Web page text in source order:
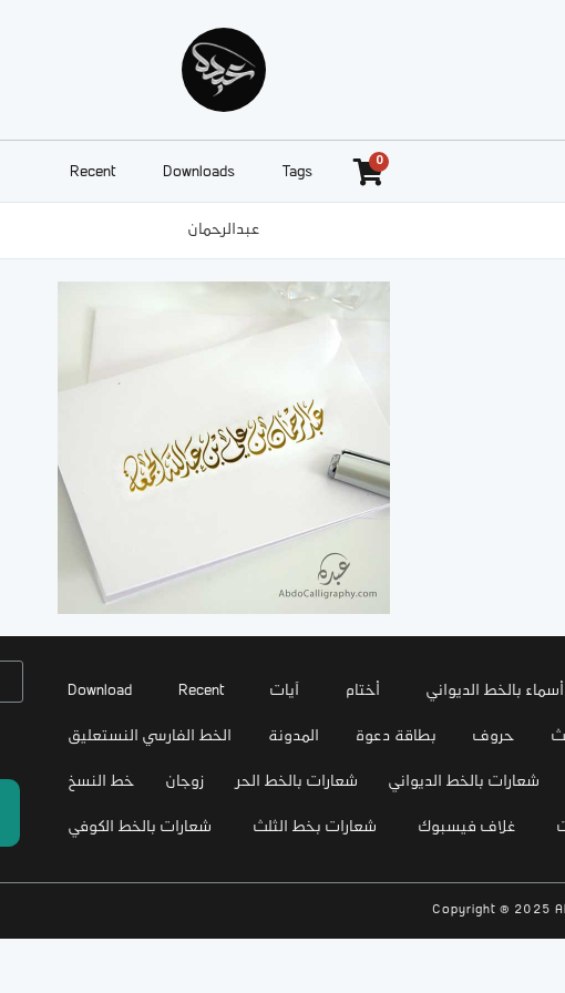
Recent Downloads Tags
0
عبدالرحمان
Download Recent آيات أختام أسماء بالخط الديواني
الخط الفارسي النستعليق المدونة بطاقة دعوة حروف
خط النسخ زوجان شعارات بالخط الحر شعارات بالخط الديواني
شعارات بالخط الكوفي شعارات بخط الثلث غلاف فيسبوك
Copyright © 2025